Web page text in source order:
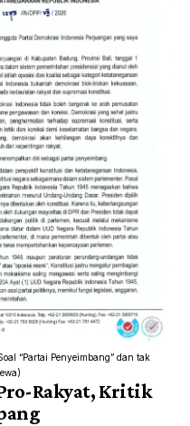
“Partai Penyeimbang” dan tak
Rakyat, Kritik